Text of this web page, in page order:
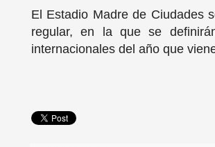
El Estadio Madre de Ciudades
regular, en la que se
internacionales del año que